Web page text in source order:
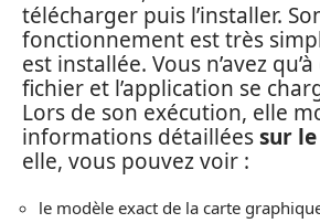
télécharger puis l’installer.
fonctionnement est très
est installée. Vous n’avez
fichier et l’application se
Lors de son exécution, elle
informations détailléessur le
elle, vous pouvez voir :
le modèle exact de la carte